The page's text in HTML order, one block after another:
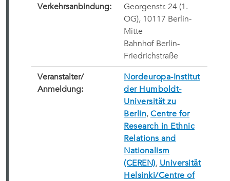
Verkehrsanbindung:
Georgenstr. 24 (1.
OG), 10117 Berlin-
Mitte
Bahnhof Berlin-
Friedrichstraße
Veranstalter/
Anmeldung:
Nordeuropa-Institut
der Humboldt-
Universität zu
Berlin, Centre for
Research in Ethnic
Relations and
Nationalism
(CEREN), Universität
Helsinki/Centre of